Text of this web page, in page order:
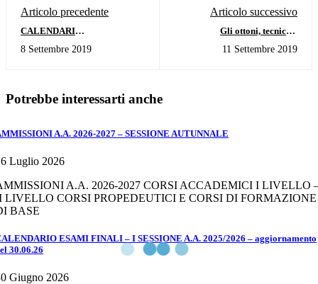
Articolo precedente
CALENDARI
CALENDARI TRIENNIO -
8 Settembre 2019
Articolo successivo
Gli ottoni, tecnica e
2019 ore 11.00
11 Settembre 2019
Potrebbe interessarti anche
A.A. 2026-2027 – SESSIONE AUTUNNALE
Luglio 2026
A.A. 2026-2027 CORSI ACCADEMICI I LIVELLO
LIVELLO CORSI PROPEDEUTICI E CORSI DI FORMAZIONE
BASE
ESAMI FINALI – I SESSIONE A.A. 2025/2026 – aggiornamento
30.06.26
Giugno 2026